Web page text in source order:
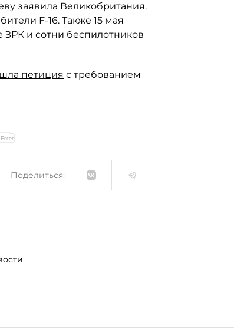
заявила Великобритания.
F-16. Также 15 мая
ЗРК и сотни беспилотников
петиция с требованием
Поделиться: